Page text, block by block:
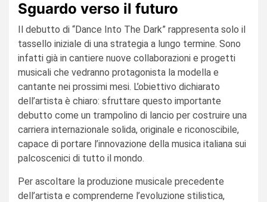
Sguardo verso il futuro
Il debutto di “Dance Into The Dark” rappresenta solo il
tassello iniziale di una strategia a lungo termine. Sono
infatti già in cantiere nuove collaborazioni e progetti
musicali che vedranno protagonista la modella e
cantante nei prossimi mesi. L’obiettivo dichiarato
dell’artista è chiaro: sfruttare questo importante
debutto come un trampolino di lancio per costruire una
carriera internazionale solida, originale e riconoscibile,
capace di portare l’innovazione della musica italiana sui
palcoscenici di tutto il mondo.
Per ascoltare la produzione musicale precedente
dell’artista e comprenderne l’evoluzione stilistica,